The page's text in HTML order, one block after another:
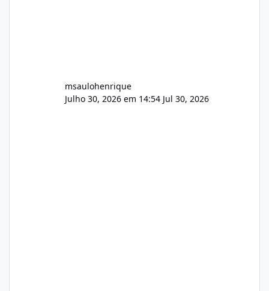
msaulohenrique
Julho 30, 2026 em 14:54 Jul 30, 2026